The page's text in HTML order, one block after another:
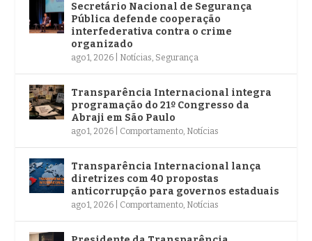
Secretário Nacional de Segurança
Pública defende cooperação
interfederativa contra o crime
organizado
ago 1, 2026 Notícias, Segurança
Transparência Internacional integra
programação do 21º Congresso da
Abraji em São Paulo
ago 1, 2026 Comportamento, Notícias
Transparência Internacional lança
diretrizes com 40 propostas
anticorrupção para governos estaduais
ago 1, 2026 Comportamento, Notícias